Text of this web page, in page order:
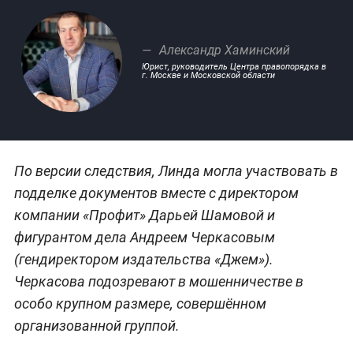
Александр Хаминский
Юрист, руководитель Центра правопорядка в
г. Москве и Московской области
По версии следствия, Линда могла участвовать в
подделке документов вместе с директором
компании «Профит» Дарьей Шамовой и
фигурантом дела Андреем Черкасовым
(гендиректором издательства «Джем»).
Черкасова подозревают в мошенничестве в
особо крупном размере, совершённом
организованной группой.